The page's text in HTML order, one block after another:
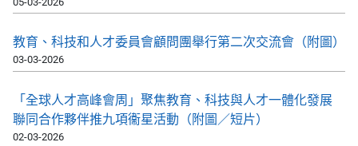
教育、科技和人才委員會顧問團舉行第二次交流會（附圖）
03-03-2026
「全球人才高峰會周」聚焦教育、科技與人才一體化發展
聯同合作夥伴推九項衞星活動（附圖／短片）
02-03-2026